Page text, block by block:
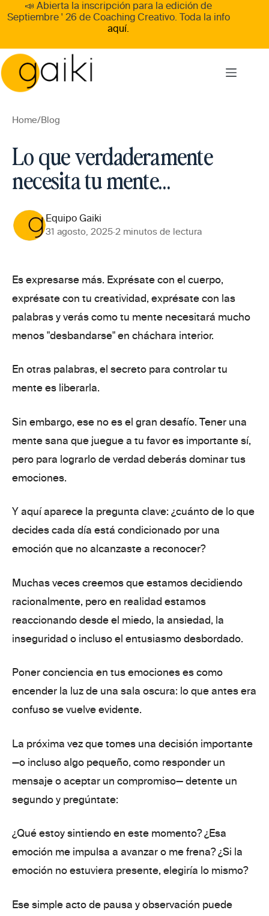
to
📣 Abierta la inscripción para la edición de
Septiembre ' 26 de Coaching Creativo. Toda la info
aquí.
Home/Blog
Lo que verdaderamente
necesita tu mente…
Equipo Gaiki
31 agosto, 2025·2 minutos de lectura
Es expresarse más. Exprésate con el cuerpo,
exprésate con tu creatividad, exprésate con las
palabras y verás como tu mente necesitará mucho
menos "desbandarse" en cháchara interior.
En otras palabras, el secreto para controlar tu
mente es liberarla.
Sin embargo, ese no es el gran desafío. Tener una
mente sana que juegue a tu favor es importante sí,
pero para lograrlo de verdad deberás dominar tus
emociones.
Y aquí aparece la pregunta clave: ¿cuánto de lo que
decides cada día está condicionado por una
emoción que no alcanzaste a reconocer?
Muchas veces creemos que estamos decidiendo
racionalmente, pero en realidad estamos
reaccionando desde el miedo, la ansiedad, la
inseguridad o incluso el entusiasmo desbordado.
Poner conciencia en tus emociones es como
encender la luz de una sala oscura: lo que antes era
confuso se vuelve evidente.
La próxima vez que tomes una decisión importante
—o incluso algo pequeño, como responder un
mensaje o aceptar un compromiso— detente un
segundo y pregúntate:
¿Qué estoy sintiendo en este momento? ¿Esa
emoción me impulsa a avanzar o me frena? ¿Si la
emoción no estuviera presente, elegiría lo mismo?
Ese simple acto de pausa y observación puede